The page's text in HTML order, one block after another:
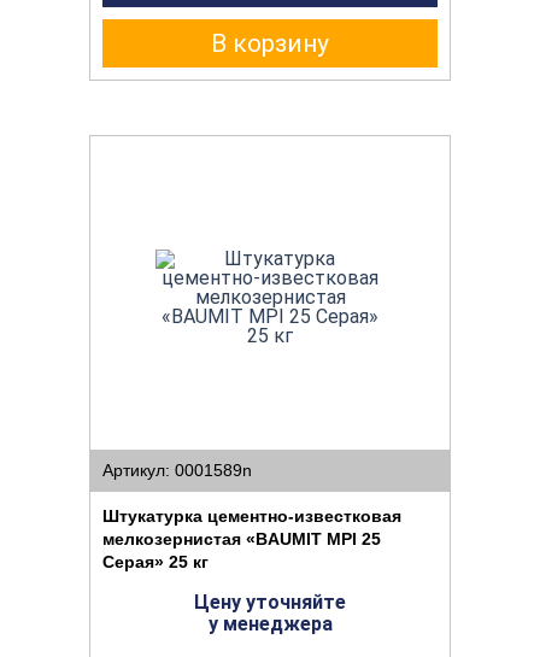
В корзину
Артикул: 0001589n
Штукатурка цементно-известковая
мелкозернистая «BAUMIT MPI 25
Серая» 25 кг
Цену уточняйте
у менеджера